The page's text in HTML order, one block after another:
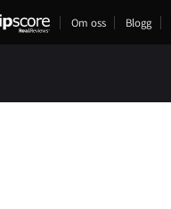
Om oss Blogg